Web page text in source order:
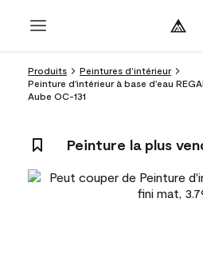
Produits
Peintures d’intérieur
Peinture d'intérieur à base d'eau
Aube OC-131
Peinture la plus